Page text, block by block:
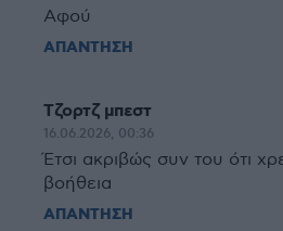
Αφού
ΑΠΑΝΤΗΣΗ
Τζορτζ μπεστ
16.06.2026, 00:36
Έτσι ακριβώς συν του ότι
βοήθεια
ΑΠΑΝΤΗΣΗ